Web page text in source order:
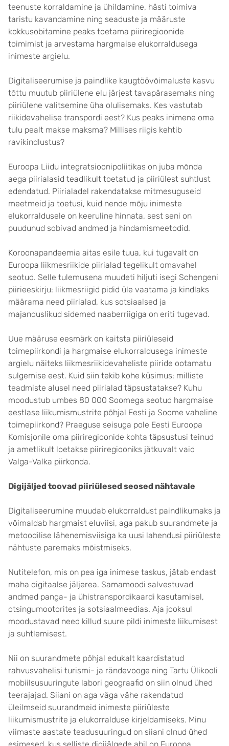
teenuste korraldamine ja ühildamine, hästi toimiva
taristu kavandamine ning seaduste ja määruste
kokkusobitamine peaks toetama piiriregioonide
toimimist ja arvestama hargmaise elukorraldusega
inimeste argielu.
Digitaliseerumise ja paindlike kaugtöövõimaluste kasvu
tõttu muutub piiriülene elu järjest tavapärasemaks ning
piiriülene valitsemine üha olulisemaks. Kes vastutab
riikidevahelise transpordi eest? Kus peaks inimene oma
tulu pealt makse maksma? Millises riigis kehtib
ravikindlustus?
Euroopa Liidu integratsioonipoliitikas on juba mõnda
aega piirialasid teadlikult toetatud ja piiriülest suhtlust
edendatud. Piirialadel rakendatakse mitmesuguseid
meetmeid ja toetusi, kuid nende mõju inimeste
elukorraldusele on keeruline hinnata, sest seni on
puudunud sobivad andmed ja hindamismeetodid.
Koroonapandeemia aitas esile tuua, kui tugevalt on
Euroopa liikmesriikide piirialad tegelikult omavahel
seotud. Selle tulemusena muudeti hiljuti isegi Schengeni
piirieeskirju: liikmesriigid pidid üle vaatama ja kindlaks
määrama need piirialad, kus sotsiaalsed ja
majanduslikud sidemed naaberriigiga on eriti tugevad.
Uue määruse eesmärk on kaitsta piiriüleseid
toimepiirkondi ja hargmaise elukorraldusega inimeste
argielu näiteks liikmesriikidevaheliste piiride ootamatu
sulgemise eest. Kuid siin tekib kohe küsimus: milliste
teadmiste alusel need piirialad täpsustatakse? Kuhu
moodustub umbes 80 000 Soomega seotud hargmaise
eestlase liikumismustrite põhjal Eesti ja Soome vaheline
toimepiirkond? Praeguse seisuga pole Eesti Euroopa
Komisjonile oma piiriregioonide kohta täpsustusi teinud
ja ametlikult loetakse piiriregiooniks jätkuvalt vaid
Valga-Valka piirkonda.
Digijäljed toovad piiriülesed seosed nähtavale
Digitaliseerumine muudab elukorraldust paindlikumaks ja
võimaldab hargmaist eluviisi, aga pakub suurandmete ja
metoodilise lähenemisviisiga ka uusi lahendusi piiriüleste
nähtuste paremaks mõistmiseks.
Nutitelefon, mis on pea iga inimese taskus, jätab endast
maha digitaalse jäljerea. Samamoodi salvestuvad
andmed panga- ja ühistranspordikaardi kasutamisel,
otsingumootorites ja sotsiaalmeedias. Aja jooksul
moodustavad need killud suure pildi inimeste liikumisest
ja suhtlemisest.
Nii on suurandmete põhjal edukalt kaardistatud
rahvusvahelisi turismi- ja rändevooge ning Tartu Ülikooli
mobiilsusuuringute labori geograafid on siin olnud ühed
teerajajad. Siiani on aga väga vähe rakendatud
üleilmseid suurandmeid inimeste piiriüleste
liikumismustrite ja elukorralduse kirjeldamiseks. Minu
viimaste aastate teadusuuringud on siiani olnud ühed